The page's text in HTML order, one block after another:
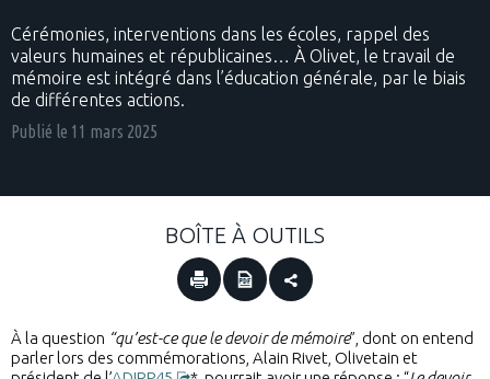
Cérémonies, interventions dans les écoles, rappel des
valeurs humaines et républicaines… À Olivet, le travail de
mémoire est intégré dans l’éducation générale, par le biais
de différentes actions.
Publié le 11 mars 2025
BOÎTE À OUTILS
À la question “qu’est-ce que le devoir de mémoire”, dont on entend
parler lors des commémorations, Alain Rivet, Olivetain et